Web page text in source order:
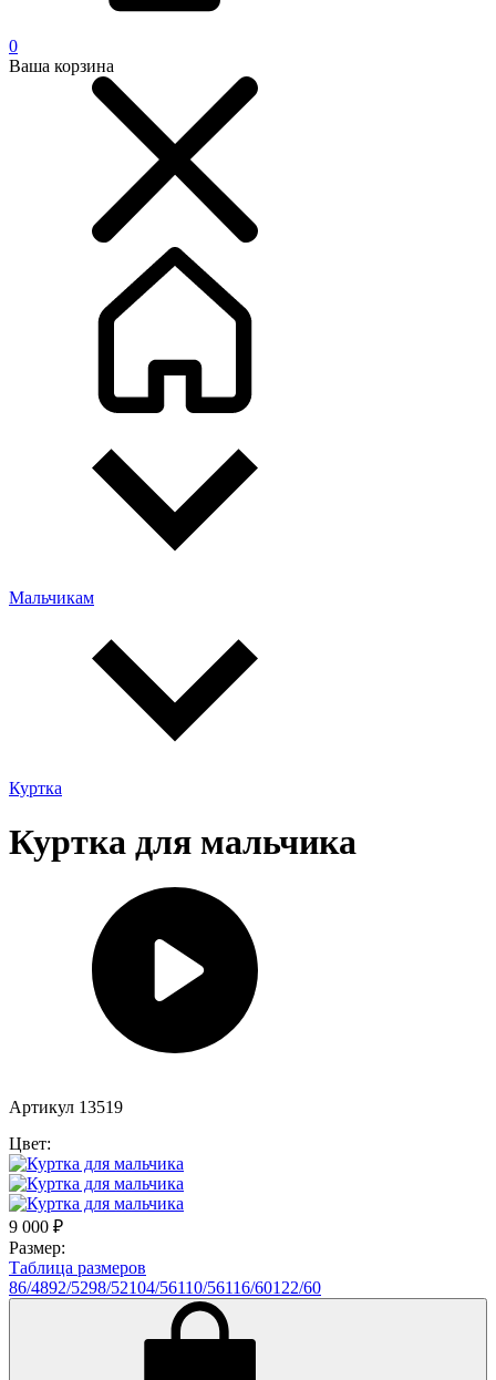
0
Ваша корзина
Мальчикам
Куртка
Куртка для мальчика
Артикул 13519
Цвет:
9 000 ₽
Размер:
Таблица размеров
86/4892/5298/52104/56110/56116/60122/60